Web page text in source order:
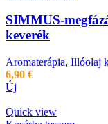
SIMMUS-
keverék
Aromaterápia, Illóolaj
6,90 €
Új
Quick view